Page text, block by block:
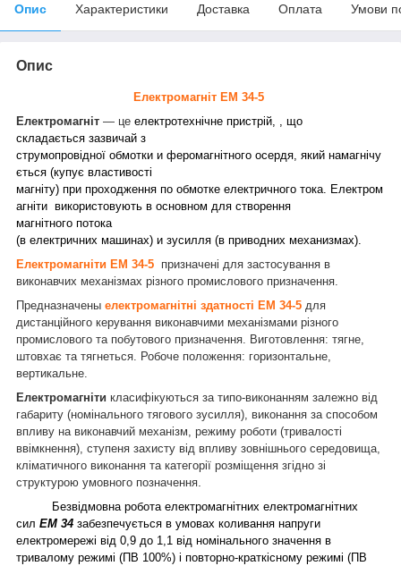
Опис Характеристики Доставка Оплата Умови
Опис
Електромагніт ЕМ 34-5
Електромагніт — це електротехнічне пристрій, , що
складається зазвичай з
струмопровідної обмотки и феромагнітного осердя, який намагнічу
ється (купує властивості
магніту) при проходження по обмотке електричного тока. Електром
агніти використовують в основном для створення
магнітного потока
(в електричних машинах) и зусилля (в приводних механизмах).
Електромагніти ЕМ 34-5 призначені для застосування в
виконавчих механізмах різного промислового призначення.
Предназначены електромагнітні здатності ЕМ 34-5 для
дистанційного керування виконавчими механізмами різного
промислового та побутового призначення. Виготовлення: тягне,
штовхає та тягнеться. Робоче положення: горизонтальне,
вертикальне.
Електромагніти класифікуються за типо-виконанням залежно від
габариту (номінального тягового зусилля), виконання за способом
впливу на виконавчий механізм, режиму роботи (тривалості
ввімкнення), ступеня захисту від впливу зовнішнього середовища,
кліматичного виконання та категорії розміщення згідно зі
структурою умовного позначення
Безвідмовна робота електромагнітних електромагнітних
сил ЕМ 34 забезпечується в умовах коливання напруги
електромережі від 0,9 до 1,1 від номінального значення в
тривалому режимі (ПВ 100%) і повторно-краткісному режимі (ПВ